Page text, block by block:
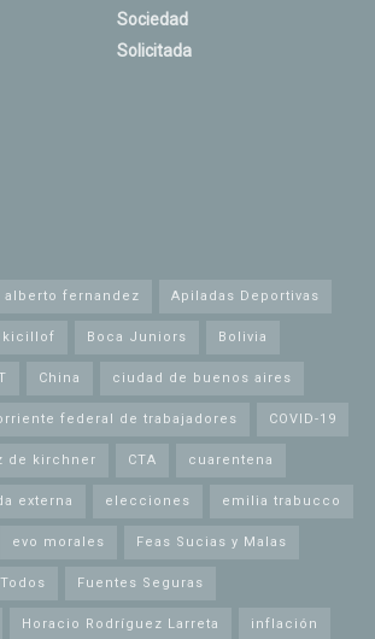
Sociedad
Solicitada
alberto fernandez Apiladas Deportivas
kicillof Boca Juniors Bolivia
China ciudad de buenos aires
federal de trabajadores COVID-19
de kirchner CTA cuarentena
externa elecciones emilia trabucco
evo morales Feas Sucias y Malas
Fuentes Seguras
Horacio Rodríguez Larreta inflación